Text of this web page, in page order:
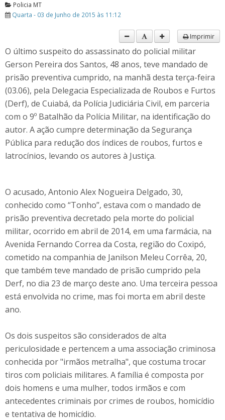
Policia MT
Quarta - 03 de Junho de 2015 às 11:12
Imprimir
O último suspeito do assassinato do policial militar
Gerson Pereira dos Santos, 48 anos, teve mandado de
prisão preventiva cumprido, na manhã desta terça-feira
(03.06), pela Delegacia Especializada de Roubos e Furtos
(Derf), de Cuiabá, da Polícia Judiciária Civil, em parceria
com o 9º Batalhão da Polícia Militar, na identificação do
autor. A ação cumpre determinação da Segurança
Pública para redução dos índices de roubos, furtos e
latrocínios, levando os autores à Justiça.
O acusado, Antonio Alex Nogueira Delgado, 30,
conhecido como “Tonho”, estava com o mandado de
prisão preventiva decretado pela morte do policial
militar, ocorrido em abril de 2014, em uma farmácia, na
Avenida Fernando Correa da Costa, região do Coxipó,
cometido na companhia de Janilson Meleu Corrêa, 20,
que também teve mandado de prisão cumprido pela
Derf, no dia 23 de março deste ano. Uma terceira pessoa
está envolvida no crime, mas foi morta em abril deste
ano.
Os dois suspeitos são considerados de alta
periculosidade e pertencem a uma associação criminosa
conhecida por "irmãos metralha", que costuma trocar
tiros com policiais militares. A família é composta por
dois homens e uma mulher, todos irmãos e com
antecedentes criminais por crimes de roubos, homicídio
e tentativa de homicídio.